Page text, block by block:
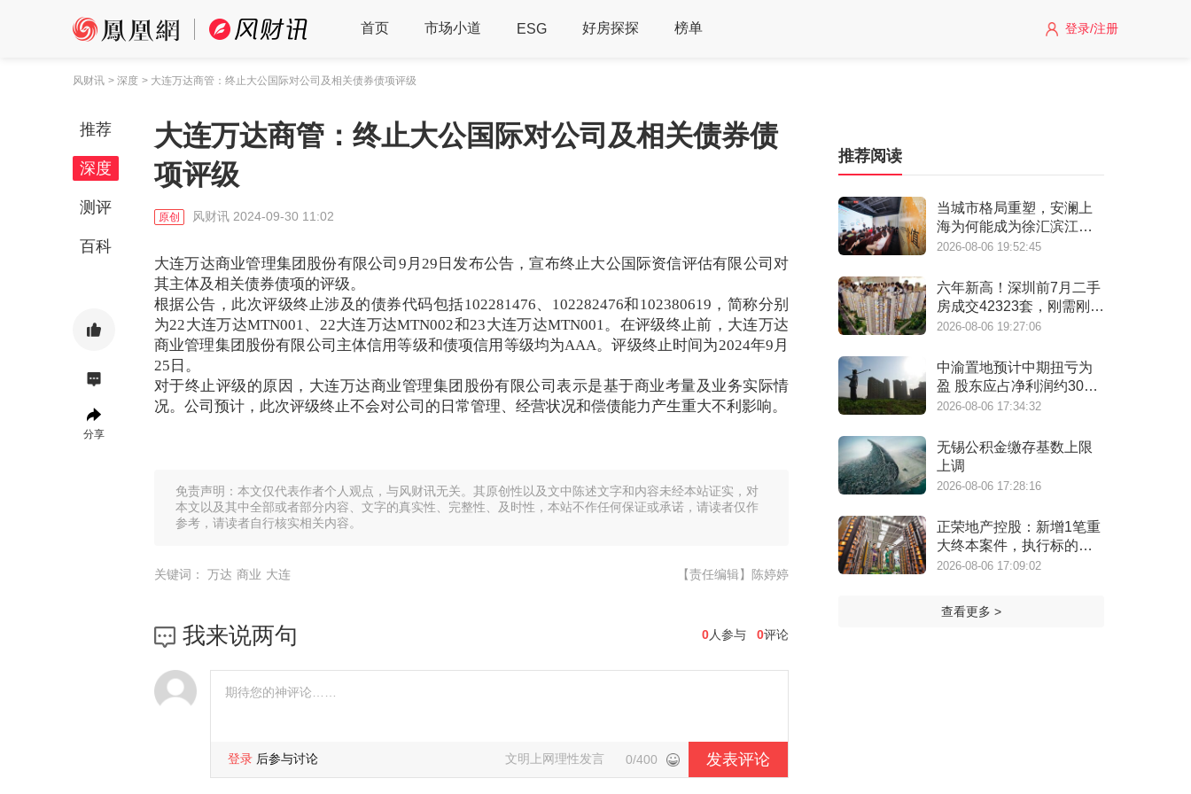
首页 市场小道 ESG 好房探探 榜单 登录/注册
风财讯 > 深度 > 大连万达商管：终止大公国际对公司及相关债券债项评级
推荐
深度
测评
百科
分享
大连万达商管：终止大公国际对公司及相关债券债
项评级
原创 风财讯 2024-09-30 11:02
大连万达商业管理集团股份有限公司9月29日发布公告，宣布终止大公国际资信评估有限公司对
其主体及相关债券债项的评级。
根据公告，此次评级终止涉及的债券代码包括102281476、102282476和102380619，简称分别
为22大连万达MTN001、22大连万达MTN002和23大连万达MTN001。在评级终止前，大连万达
商业管理集团股份有限公司主体信用等级和债项信用等级均为AAA。评级终止时间为2024年9月
25日。
对于终止评级的原因，大连万达商业管理集团股份有限公司表示是基于商业考量及业务实际情
况。公司预计，此次评级终止不会对公司的日常管理、经营状况和偿债能力产生重大不利影响。
免责声明：本文仅代表作者个人观点，与风财讯无关。其原创性以及文中陈述文字和内容未经本站证实，对
本文以及其中全部或者部分内容、文字的真实性、完整性、及时性，本站不作任何保证或承诺，请读者仅作
参考，请读者自行核实相关内容。
关键词： 万达 商业 大连 【责任编辑】陈婷婷
我来说两句 0人参与 0评论
登录 后参与讨论 文明上网理性发言 0/400 发表评论
推荐阅读
当城市格局重塑，安澜上
海为何能成为徐汇滨江承
接“新质生产力”的人居锚
2026-08-06 19:52:45
六年新高！深圳前7月二手
房成交42323套，刚需刚改
撑起"量的回归"
2026-08-06 19:27:06
中渝置地预计中期扭亏为
盈 股东应占净利润约3000
万港元
2026-08-06 17:34:32
无锡公积金缴存基数上限
上调
2026-08-06 17:28:16
正荣地产控股：新增1笔重
大终本案件，执行标的金
额为4.73亿元
2026-08-06 17:09:02
查看更多 >